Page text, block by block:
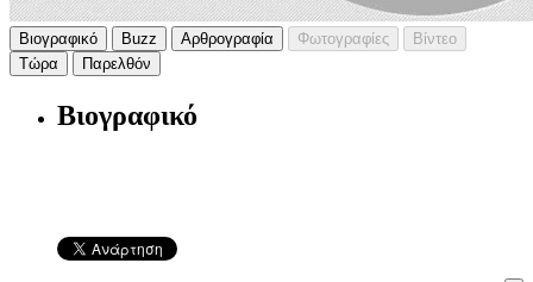
Βιογραφικό Buzz Αρθρογραφία Φωτογραφίες
Βίντεο
Τώρα
Παρελθόν
Βιογραφικό